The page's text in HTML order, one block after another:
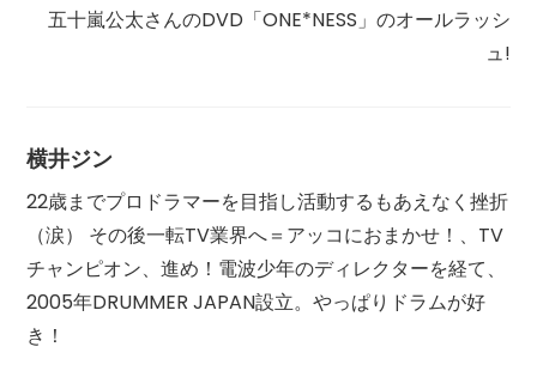
五十嵐公太さんのDVD「ONE*NESS」のオールラッシ
ュ!
横井ジン
22歳までプロドラマーを目指し活動するもあえなく挫折
（涙） その後一転TV業界へ＝アッコにおまかせ！、TV
チャンピオン、進め！電波少年のディレクターを経て、
2005年DRUMMER JAPAN設立。やっぱりドラムが好
き！